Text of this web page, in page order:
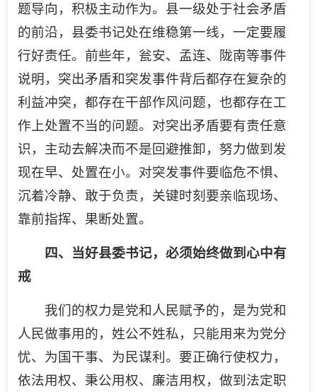
题导向，积极主动作为。县一级处于社会矛盾
的前沿，县委书记处在维稳第一线，一定要履
行好责任。前些年，瓮安、孟连、陇南等事件
说明，突出矛盾和突发事件背后都存在复杂的
利益冲突，都存在干部作风问题，也都存在工
作上处置不当的问题。对突出矛盾要有责任意
识，主动去解决而不是回避推卸，努力做到发
现在早、处置在小。对突发事件要临危不惧、
沉着冷静、敢于负责，关键时刻要亲临现场、
靠前指挥、果断处置。
四、当好县委书记，必须始终做到心中有
戒
我们的权力是党和人民赋予的，是为党和
人民做事用的，姓公不姓私，只能用来为党分
忧、为国干事、为民谋利。要正确行使权力，
依法用权、秉公用权、廉洁用权，做到法定职